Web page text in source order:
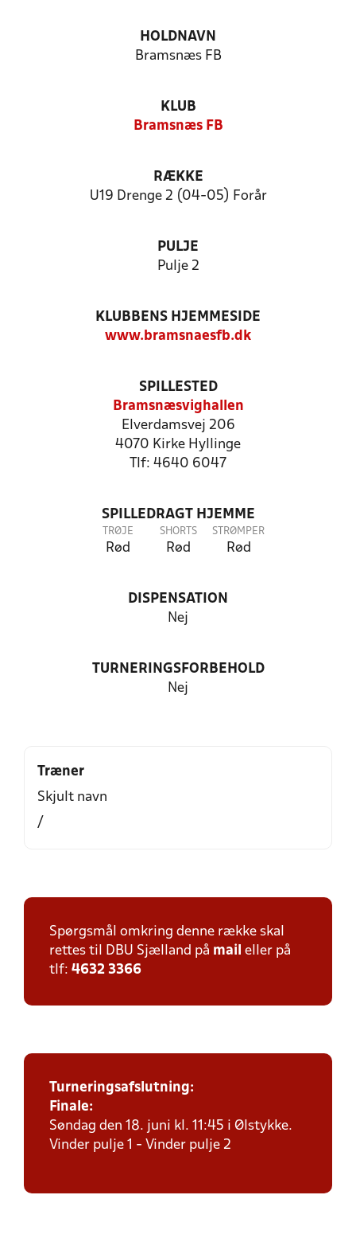
HOLDNAVN
Bramsnæs FB
KLUB
Bramsnæs FB
RÆKKE
U19 Drenge 2 (04-05) Forår
PULJE
Pulje 2
KLUBBENS HJEMMESIDE
www.bramsnaesfb.dk
SPILLESTED
Bramsnæsvighallen
Elverdamsvej 206
4070 Kirke Hyllinge
Tlf: 4640 6047
SPILLEDRAGT HJEMME
TRØJE
Rød
SHORTS
Rød
STRØMPER
Rød
DISPENSATION
Nej
TURNERINGSFORBEHOLD
Nej
Træner
Skjult navn
/
Spørgsmål omkring denne række skal
rettes til DBU Sjælland på mail eller på
tlf: 4632 3366
Turneringsafslutning:
Finale:
Søndag den 18. juni kl. 11:45 i Ølstykke.
Vinder pulje 1 - Vinder pulje 2